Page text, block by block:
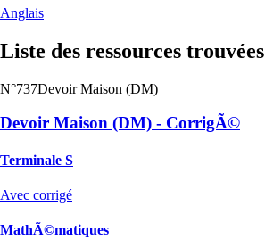
Anglais
Liste des ressources trouvées
N°737Devoir Maison (DM)
Devoir Maison (DM) - CorrigÃ©
Terminale S
Avec corrigé
MathÃ©matiques